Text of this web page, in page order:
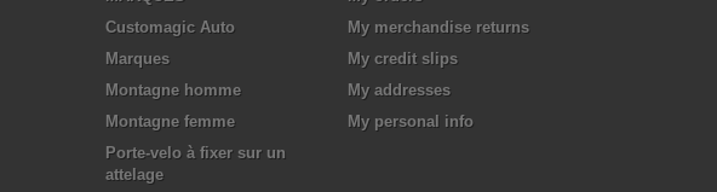
Customagic Auto
Marques
Montagne homme
Montagne femme
Porte-velo à fixer sur un
attelage
My merchandise returns
My credit slips
My addresses
My personal info